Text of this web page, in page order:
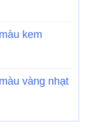
kem
vàng nhạt